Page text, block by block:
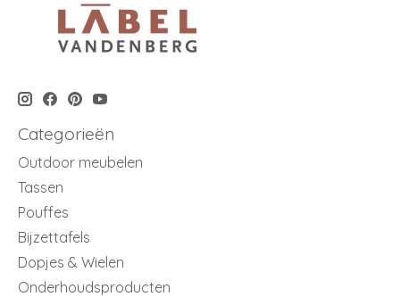
Categorieën
Outdoor meubelen
Tassen
Pouffes
Bijzettafels
Dopjes & Wielen
Onderhoudsproducten